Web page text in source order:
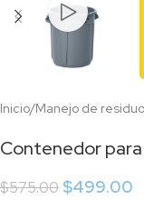
Inicio/Manejo de
Contenedor
$575.00 $499.00